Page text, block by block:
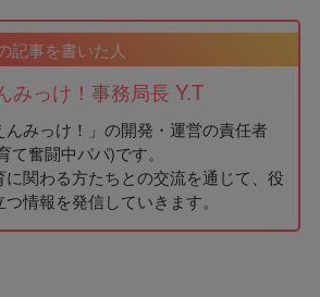
記事を書いた人
みっけ！事務局長 Y.T
んみっけ！」の開発・運営の責任者
て奮闘中パパ)です。
に関わる方たちとの交流を通じて、役
つ情報を発信していきます。